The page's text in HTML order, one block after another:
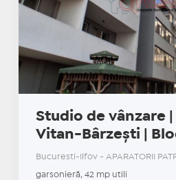
Studio de vânzare |
Vitan-Bârzești |
Bucuresti-Ilfov - APARATORII
garsonieră, 42 mp utili